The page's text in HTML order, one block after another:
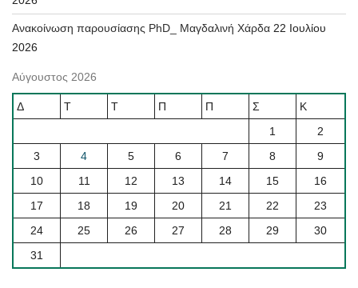
Ανακοίνωση παρουσίασης PhD_ Μαγδαλινή Χάρδα 22 Ιουλίου
2026
Αύγουστος 2026
Δ Τ Τ Π Π Σ
Κ
1
2
3
4 5 6 7 8
9
10
11 12 13 14 15
16
17
18 19 20 21 22
23
24
25 26 27 28 29
30
31